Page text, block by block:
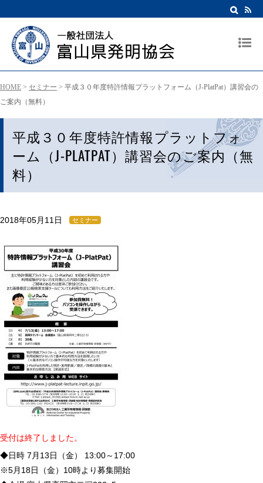
HOME > セミナー > 平成３０年度特許情報プラットフォーム（J-PlatPat）講習会の
ご案内（無料）
平成３０年度特許情報プラットフォ
ーム（J-PLATPAT）講習会のご案内（無
料）
2018年05月11日 セミナー
受付は終了しました。
◆日時 7月13日（金） 13:00～17:00
※5月18日（金）10時より募集開始